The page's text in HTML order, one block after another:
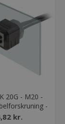
20G - M20 -
-
grå kr.